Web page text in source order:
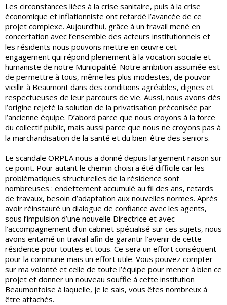
Les circonstances liées à la crise sanitaire, puis à la crise
économique et inflationniste ont retardé l’avancée de ce
projet complexe. Aujourd’hui, grâce à un travail mené en
concertation avec l’ensemble des acteurs institutionnels et
les résidents nous pouvons mettre en œuvre cet
engagement qui répond pleinement à la vocation sociale et
humaniste de notre Municipalité. Notre ambition assumée est
de permettre à tous, même les plus modestes, de pouvoir
vieillir à Beaumont dans des conditions agréables, dignes et
respectueuses de leur parcours de vie. Aussi, nous avons dès
l’origine rejeté la solution de la privatisation préconisée par
l’ancienne équipe. D’abord parce que nous croyons à la force
du collectif public, mais aussi parce que nous ne croyons pas à
la marchandisation de la santé et du bien-être des seniors.
Le scandale ORPEA nous a donné depuis largement raison sur
ce point. Pour autant le chemin choisi a été difficile car les
problématiques structurelles de la résidence sont
nombreuses : endettement accumulé au fil des ans, retards
de travaux, besoin d’adaptation aux nouvelles normes. Après
avoir réinstauré un dialogue de confiance avec les agents,
sous l’impulsion d’une nouvelle Directrice et avec
l’accompagnement d’un cabinet spécialisé sur ces sujets, nous
avons entamé un travail afin de garantir l’avenir de cette
résidence pour toutes et tous. Ce sera un effort conséquent
pour la commune mais un effort utile. Vous pouvez compter
sur ma volonté et celle de toute l’équipe pour mener à bien ce
projet et donner un nouveau souffle à cette institution
Beaumontoise à laquelle, je le sais, vous êtes nombreux à
être attachés.